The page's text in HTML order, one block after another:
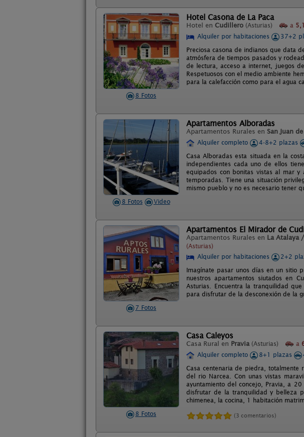
8 Fotos
Hotel Casona de La Paca
Hotel en Cudillero (Asturias) a
Alquiler por habitaciones
37+2
Preciosa casona de indianos que data
atmósfera de tiempos pasados y
de lectura, acceso a internet, juegos
Respetuosos con el medio ambiente
para la calefacción como para el agua
8 Fotos Video
Apartamentos Alboradas
Apartamentos Rurales en San Juan
Alquiler completo
4-8+2 plazas
Casa Alboradas esta situada en la
independientes cada uno de ellos
equipados con bonitas vistas al mar
temporadas. Tiene una situación
mismo pueblo y no es necesario tener
7 Fotos
Apartamentos El Mirador de
Apartamentos Rurales en La Atalaya
(Asturias)
Alquiler por habitaciones 2+2
Imagínate pasar unos días en un sitio
nuestros apartamentos siutados en
Asturias. Encuentra la tranquilidad
para disfrutar de la desconexión de la
8 Fotos
Casa Caleyos
Casa Rural en Pravia (Asturias) a
Alquiler completo
8+1 plazas
Casa centenaria de piedra, totalmente
del rio Narcea. Con unas vistas
ayuntamiento del concejo, Pravia, a
disfrutar de la tranquilidad y belleza
chimenea, la cocina, 1 habitación
(3 comentarios)